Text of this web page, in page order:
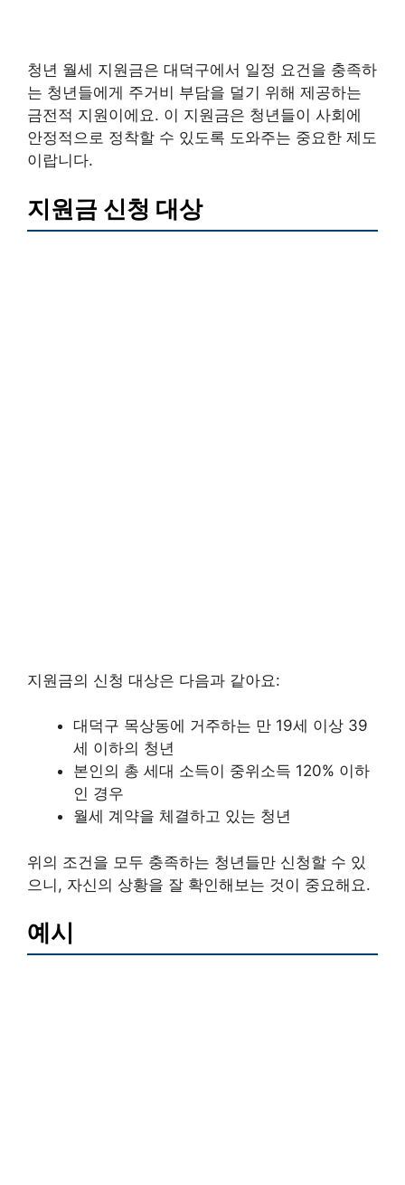
청년 월세 지원금은 대덕구에서 일정 요건을 충족하
는 청년들에게 주거비 부담을 덜기 위해 제공하는
금전적 지원이에요. 이 지원금은 청년들이 사회에
안정적으로 정착할 수 있도록 도와주는 중요한 제도
이랍니다.
지원금 신청 대상
지원금의 신청 대상은 다음과 같아요:
대덕구 목상동에 거주하는 만 19세 이상 39
세 이하의 청년
본인의 총 세대 소득이 중위소득 120% 이하
인 경우
월세 계약을 체결하고 있는 청년
위의 조건을 모두 충족하는 청년들만 신청할 수 있
으니, 자신의 상황을 잘 확인해보는 것이 중요해요.
예시